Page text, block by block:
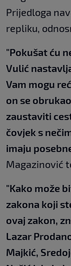
Prijedloga
repliku,
"Pokušat ću
Vulić
Vam mogu
on se
zaustaviti
čovjek s
imaju
Magazinović
"Kako može
zakona koji
ovaj zakon,
Lazar
Majkić,